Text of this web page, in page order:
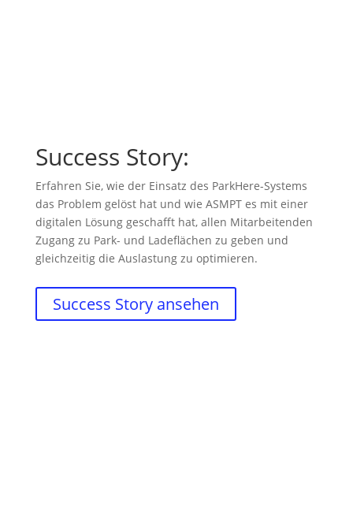
Success Story:
Erfahren Sie, wie der Einsatz des ParkHere-Systems
das Problem gelöst hat und wie ASMPT es mit einer
digitalen Lösung geschafft hat, allen Mitarbeitenden
Zugang zu Park- und Ladeflächen zu geben und
gleichzeitig die Auslastung zu optimieren.
Success Story ansehen